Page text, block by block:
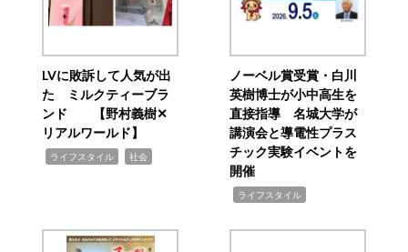
LVに敗訴して人気が出
た ミルクティーブラ
ンド 【野村義樹✕
リアルワールド】
ライフスタイル 社会
ノーベル賞受賞・白川
英樹博士が小中高生を
直接指導 名城大学が
講演会と導電性プラス
チック実験イベントを
開催
ライフスタイル